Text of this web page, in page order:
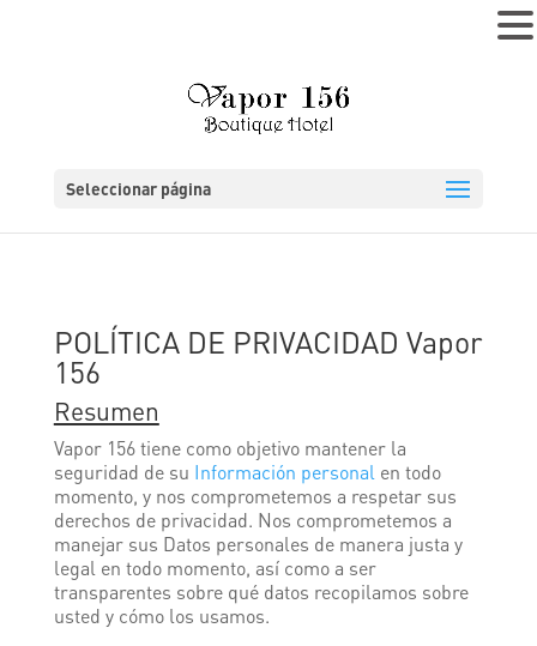
Seleccionar página
POLÍTICA DE PRIVACIDAD Vapor
156
Resumen
Vapor 156 tiene como objetivo mantener la
seguridad de su Información personalen todo
momento, y nos comprometemos a respetar sus
derechos de privacidad. Nos comprometemos a
manejar sus Datos personales de manera justa y
legal en todo momento, así como a ser
transparentes sobre qué datos recopilamos sobre
usted y cómo los usamos.